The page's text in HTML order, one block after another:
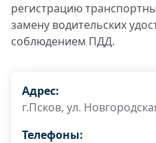
регистрацию
замену водительских
соблюдением ПДД.
Адрес:
г.Псков, ул.
Телефоны: